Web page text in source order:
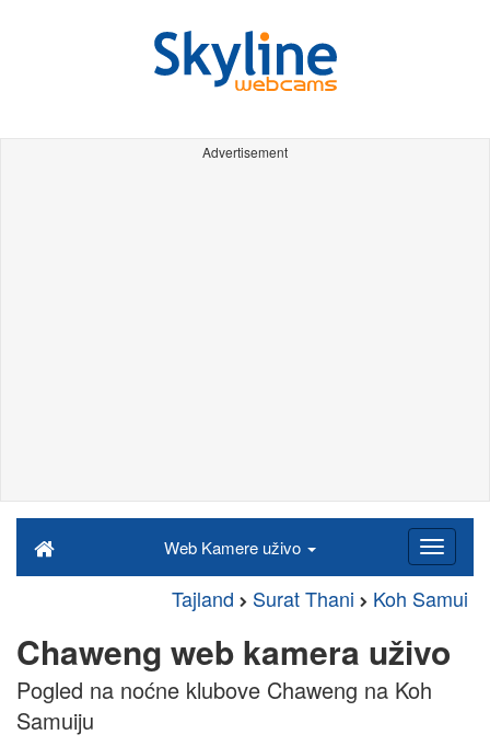
Advertisement
Web Kamere uživo
Tajland Surat Thani Koh Samui
Chaweng web kamera uživo
Pogled na noćne klubove Chaweng na Koh
Samuiju